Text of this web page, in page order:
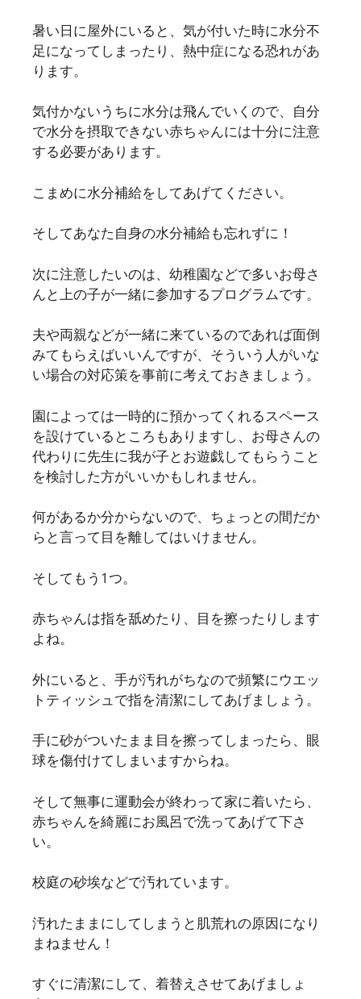
暑い日に屋外にいると、気が付いた時に水分不
足になってしまったり、熱中症になる恐れがあ
ります。
気付かないうちに水分は飛んでいくので、自分
で水分を摂取できない赤ちゃんには十分に注意
する必要があります。
こまめに水分補給をしてあげてください。
そしてあなた自身の水分補給も忘れずに！
次に注意したいのは、幼稚園などで多いお母さ
んと上の子が一緒に参加するプログラムです。
夫や両親などが一緒に来ているのであれば面倒
みてもらえばいいんですが、そういう人がいな
い場合の対応策を事前に考えておきましょう。
園によっては一時的に預かってくれるスペース
を設けているところもありますし、お母さんの
代わりに先生に我が子とお遊戯してもらうこと
を検討した方がいいかもしれません。
何があるか分からないので、ちょっとの間だか
らと言って目を離してはいけません。
そしてもう1つ。
赤ちゃんは指を舐めたり、目を擦ったりします
よね。
外にいると、手が汚れがちなので頻繁にウエッ
トティッシュで指を清潔にしてあげましょう。
手に砂がついたまま目を擦ってしまったら、眼
球を傷付けてしまいますからね。
そして無事に運動会が終わって家に着いたら、
赤ちゃんを綺麗にお風呂で洗ってあげて下さ
い。
校庭の砂埃などで汚れています。
汚れたままにしてしまうと肌荒れの原因になり
まねません！
すぐに清潔にして、着替えさせてあげましょ